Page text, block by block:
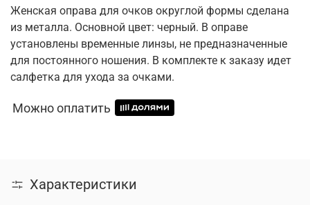
Женская оправа для очков округлой формы сделана
из металла. Основной цвет: черный. В оправе
установлены временные линзы, не предназначенные
для постоянного ношения. В комплекте к заказу идет
салфетка для ухода за очками.
Можно оплатить
Характеристики